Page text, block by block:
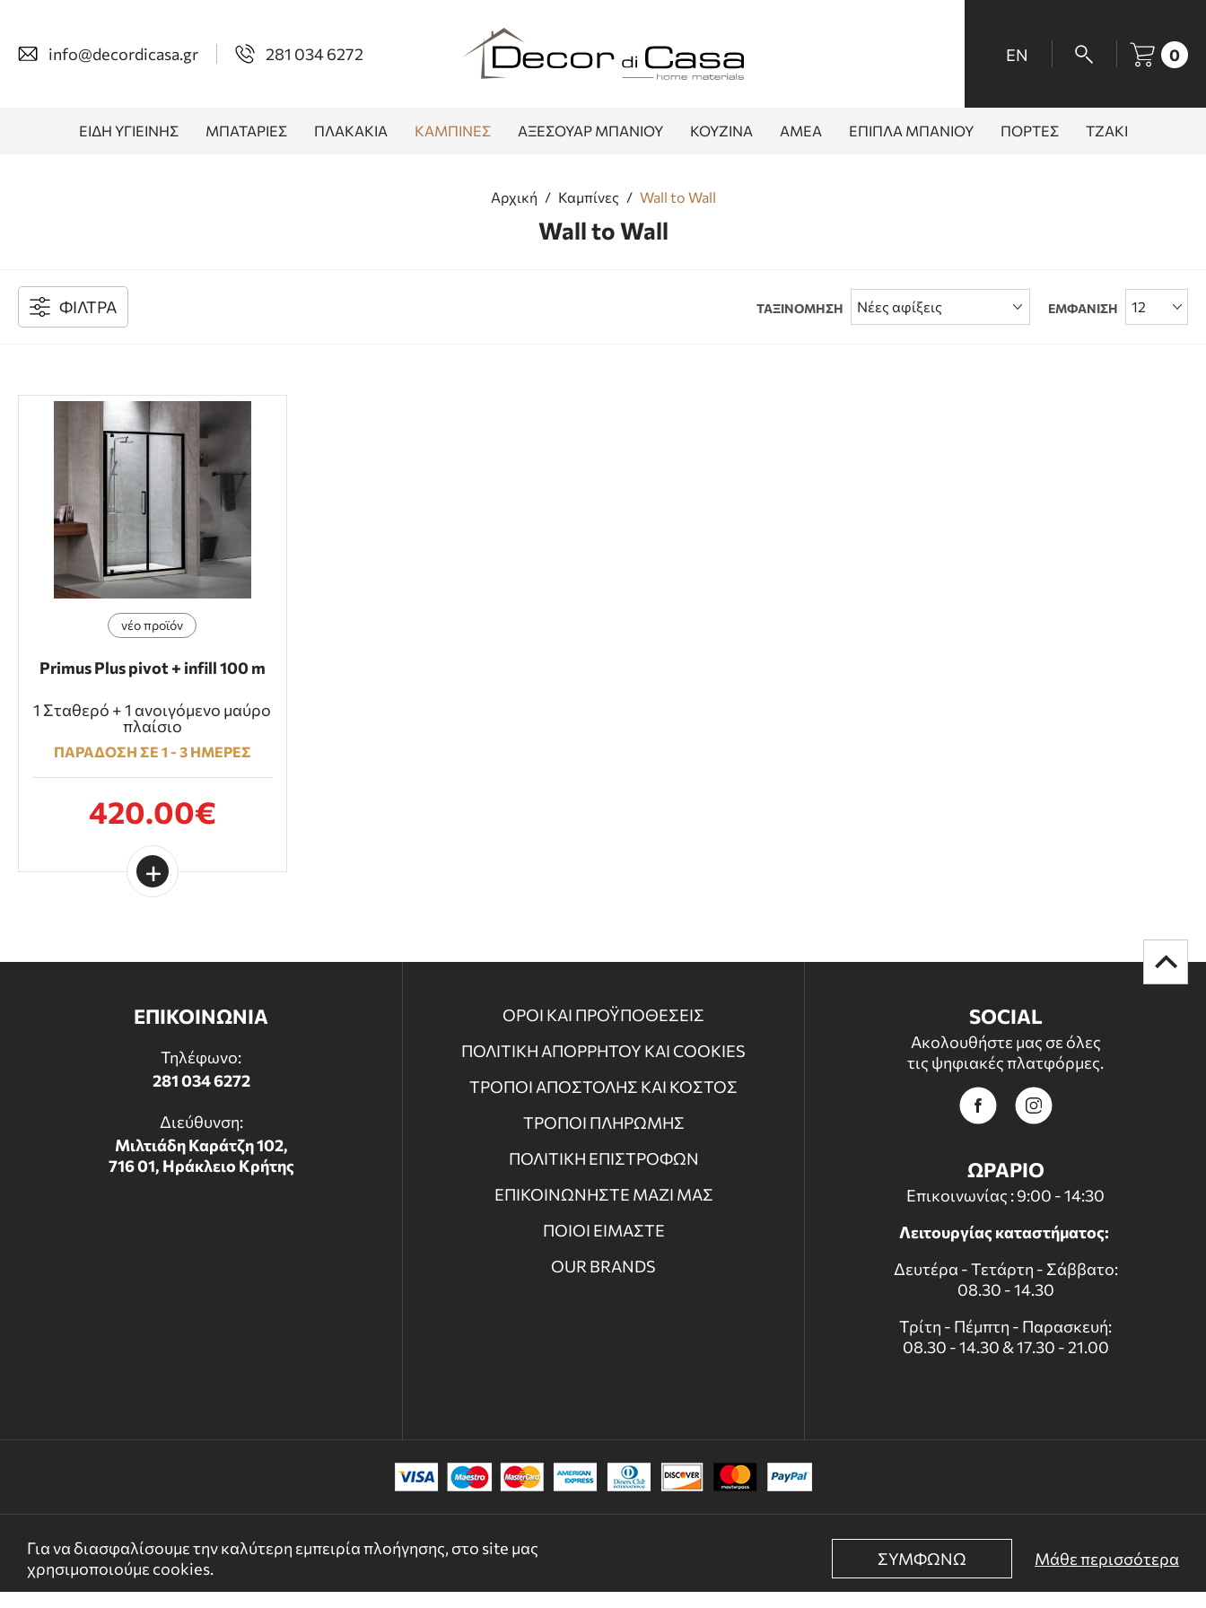
Για να διασφαλίσουμε την καλύτερη εμπειρία πλοήγησης, στο site μας
χρησιμοποιούμε cookies.
ΣΥΜΦΩΝΩ Μάθε περισσότερα
info@decordicasa.gr 281 034 6272 EN 0
ΕΙΔΗ ΥΓΙΕΙΝΗΣ ΜΠΑΤΑΡΙΕΣ ΠΛΑΚΑΚΙΑ ΚΑΜΠΙΝΕΣ ΑΞΕΣΟΥΑΡ ΜΠΑΝΙΟΥ ΚΟΥΖΙΝΑ ΑΜΕΑ ΕΠΙΠΛΑ ΜΠΑΝΙΟΥ ΠΟΡΤΕΣ ΤΖΑΚΙ
Αρχική / Καμπίνες / Wall to Wall
Wall to Wall
ΦΙΛΤΡΑ ΤΑΞΙΝΟΜΗΣΗ ΕΜΦΑΝΙΣΗ
νέο προϊόν
Primus Plus pivot + infill 100 m
1 Σταθερό + 1 ανοιγόμενο μαύρο
πλαίσιο
ΠΑΡΑΔΟΣΗ ΣΕ 1 - 3 ΗΜΕΡΕΣ
420.00€
ΕΠΙΚΟΙΝΩΝΙΑ
Τηλέφωνο:
281 034 6272
Διεύθυνση:
Μιλτιάδη Καράτζη 102,
716 01, Ηράκλειο Κρήτης
ΟΡΟΙ ΚΑΙ ΠΡΟΫΠΟΘΕΣΕΙΣ
ΠΟΛΙΤΙΚΗ ΑΠΟΡΡΗΤΟΥ ΚΑΙ COOKIES
ΤΡΟΠΟΙ ΑΠΟΣΤΟΛΗΣ ΚΑΙ ΚΟΣΤΟΣ
ΤΡΟΠΟΙ ΠΛΗΡΩΜΗΣ
ΠΟΛΙΤΙΚΗ ΕΠΙΣΤΡΟΦΩΝ
ΕΠΙΚΟΙΝΩΝΗΣΤΕ ΜΑΖΙ ΜΑΣ
ΠΟΙΟΙ ΕΙΜΑΣΤΕ
OUR BRANDS
SOCIAL
Ακολουθήστε μας σε όλες
τις ψηφιακές πλατφόρμες.
ΩΡΑΡΙΟ
Επικοινωνίας : 9:00 - 14:30
Λειτουργίας καταστήματος:
Δευτέρα - Τετάρτη - Σάββατο:
08.30 - 14.30
Τρίτη - Πέμπτη - Παρασκευή:
08.30 - 14.30 & 17.30 - 21.00
© 2022 - 2026 DECORDICASA.GR - ALL RIGHTS RESERVED